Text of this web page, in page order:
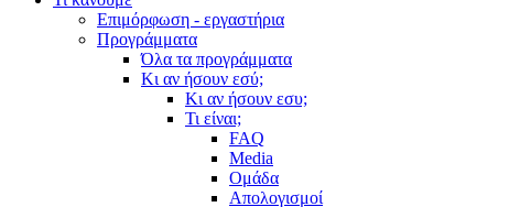
Επιμόρφωση - εργαστήρια
Προγράμματα
Όλα τα προγράμματα
Κι αν ήσουν εσύ;
Κι αν ήσουν εσυ;
Τι είναι;
FAQ
Media
Ομάδα
Απολογισμοί